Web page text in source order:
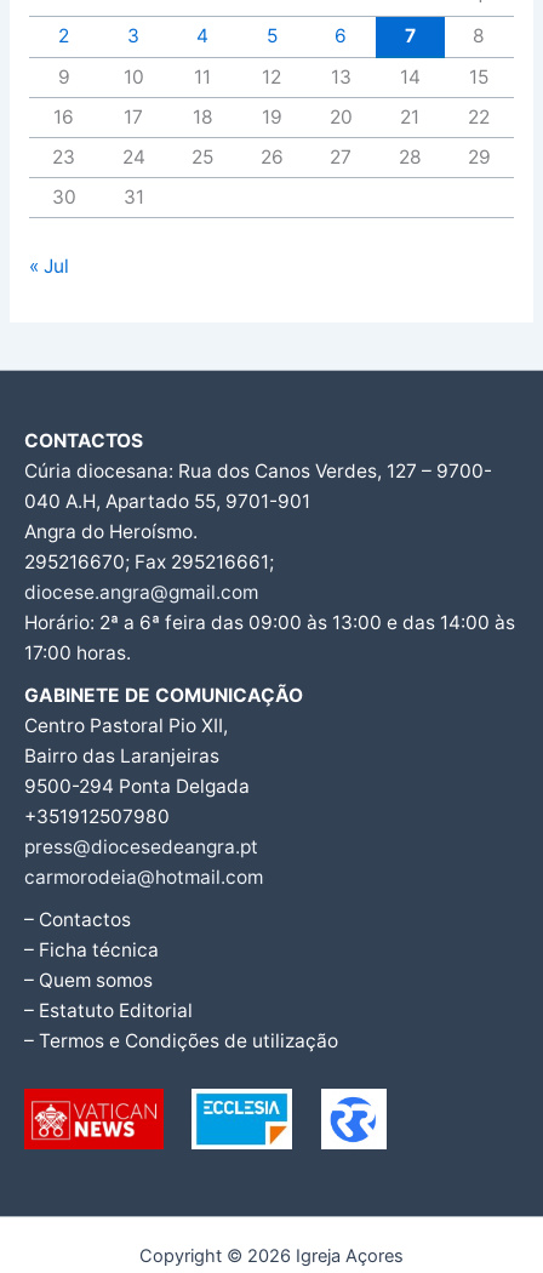
2
3 4 5 6 7
8
9
10 11 12 13 14
15
16
17 18 19 20 21
22
23
24 25 26 27 28
29
30
31
« Jul
CONTACTOS
Cúria diocesana: Rua dos Canos Verdes, 127 – 9700-
040 A.H, Apartado 55, 9701-901
Angra do Heroísmo.
295216670; Fax 295216661;
diocese.angra@gmail.com
Horário: 2ª a 6ª feira das 09:00 às 13:00 e das 14:00 às
17:00 horas.
GABINETE DE COMUNICAÇÃO
Centro Pastoral Pio XII,
Bairro das Laranjeiras
9500-294 Ponta Delgada
+351912507980
press@diocesedeangra.pt
carmorodeia@hotmail.com
– Contactos
– Ficha técnica
– Quem somos
– Estatuto Editorial
– Termos e Condições de utilização
Copyright © 2026 Igreja Açores